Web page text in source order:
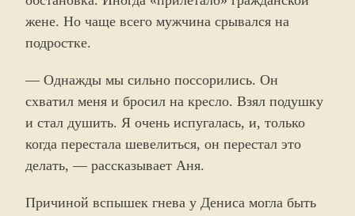
жене. Но чаще всего мужчина срывался на
подростке.
— Однажды мы сильно поссорились. Он
схватил меня и бросил на кресло. Взял подушку
и стал душить. Я очень испугалась, и, только
когда перестала шевелиться, он перестал это
делать, — рассказывает Аня.
Причиной вспышек гнева у Дениса могла быть